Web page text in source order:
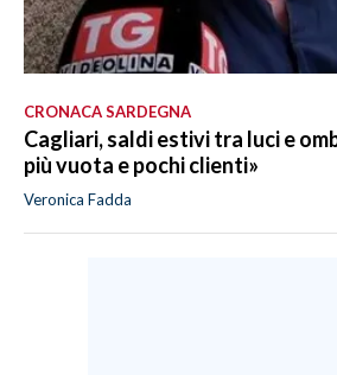
CRONACA SARDEGNA
Cagliari, saldi estivi tra luci e
più vuota e pochi clienti»
Veronica Fadda